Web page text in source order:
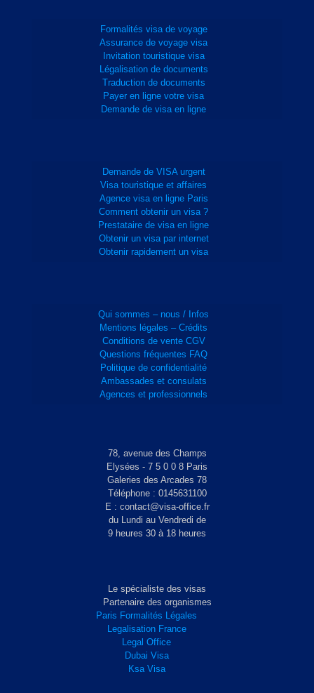
Formalités visa de voyage
Assurance de voyage visa
Invitation touristique visa
Légalisation de documents
Traduction de documents
Payer en ligne votre visa
Demande de visa en ligne
Demande de VISA urgent
Visa touristique et affaires
Agence visa en ligne Paris
Comment obtenir un visa ?
Prestataire de visa en ligne
Obtenir un visa par internet
Obtenir rapidement un visa
Qui sommes – nous / Infos
Mentions légales – Crédits
Conditions de vente CGV
Questions fréquentes FAQ
Politique de confidentialité
Ambassades et consulats
Agences et professionnels
78, avenue des Champs
Elysées - 7 5 0 0 8 Paris
Galeries des Arcades 78
Téléphone : 0145631100
E : contact@visa-office.fr
du Lundi au Vendredi de
9 heures 30 à 18 heures
Le spécialiste des visas
Partenaire des organismes
Paris Formalités Légales
Legalisation France
Legal Office
Dubai Visa
Ksa Visa